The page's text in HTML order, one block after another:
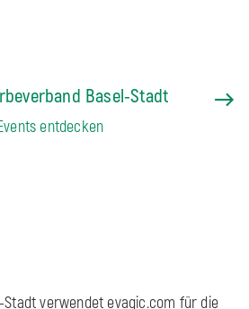
Basel-Stadt
entdecken
verwendet evagic.com für die